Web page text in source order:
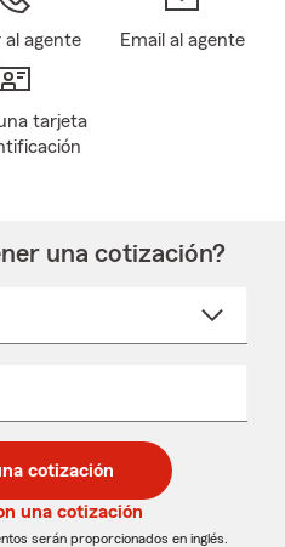
al agente Email al agente
tarjeta
una cotización?
cotización
una cotización
serán proporcionados en inglés.